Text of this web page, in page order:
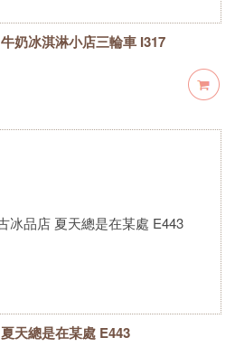
奶冰淇淋小店三輪車 I317
天總是在某處 E443